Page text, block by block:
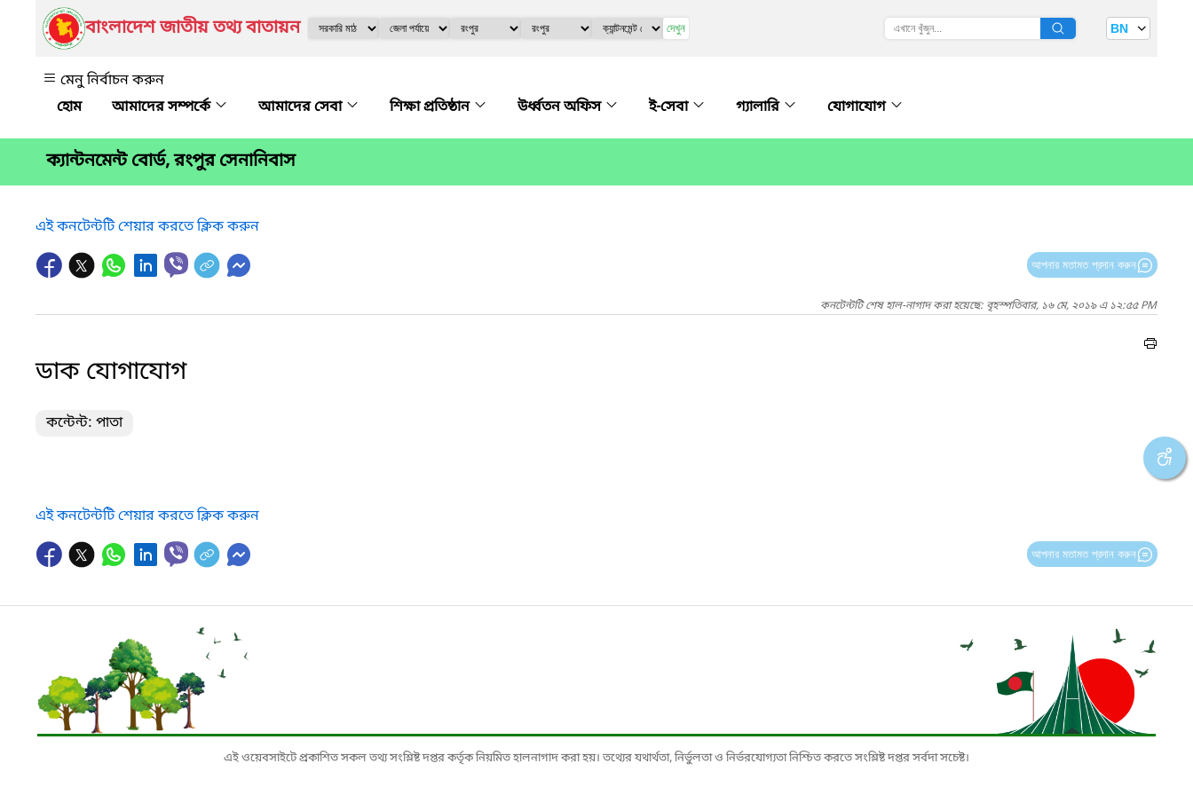
বাংলাদেশ জাতীয় তথ্য বাতায়ন দেখুন BN
মেনু নির্বাচন করুন
আমাদের সম্পর্কে
আমাদের সেবা শিক্ষা প্রতিষ্ঠান উর্ধ্বতন অফিস ই-সেবা গ্যালারি যোগাযোগ
ক্যান্টনমেন্ট বোর্ড, রংপুর সেনানিবাস
এই কনটেন্টটি শেয়ার করতে ক্লিক করুন
আপনার মতামত প্রদান করুন
কনটেন্টটি শেষ হাল-নাগাদ করা হয়েছে: বৃহস্পতিবার, ১৬ মে, ২০১৯ এ ১২:৫৫ PM
ডাক যোগাযোগ
কন্টেন্ট: পাতা
এই কনটেন্টটি শেয়ার করতে ক্লিক করুন
আপনার মতামত প্রদান করুন
এই ওয়েবসাইটে প্রকাশিত সকল তথ্য সংশ্লিষ্ট দপ্তর কর্তৃক নিয়মিত হালনাগাদ করা হয়। তথ্যের যথার্থতা, নির্ভুলতা ও নির্ভরযোগ্যতা নিশ্চিত করতে সংশ্লিষ্ট দপ্তর সর্বদা সচেষ্ট।